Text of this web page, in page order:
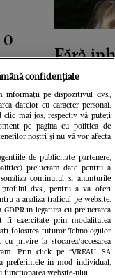
Fără
Arina
ca o
de la
confidențiale
informații pe dispozitivul dvs.,
datelor cu caracter personal.
clic mai jos, respectiv vă puteți
pe pagina cu politica de
noștri și nu vă vor afecta
de publicitate partenere,
prelucram date pentru a
continutul si anunturile
profilul dvs., pentru a va oferi
a analiza traficul pe website.
in legatura cu prelucrarea
fi exercitate prin modalitatea
folosirea tuturor Tehnologiilor
privire la stocarea/accesarea
Prin click pe “VREAU SA
preferintele in mod individual,
functionarea website-ului.